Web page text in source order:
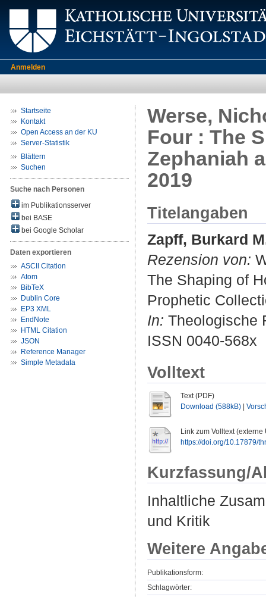
Anmelden
Startseite
Kontakt
Open Access an der KU
Server-Statistik
Blättern
Suchen
Suche nach Personen
im Publikationsserver
bei BASE
bei Google Scholar
Daten exportieren
ASCII Citation
Atom
BibTeX
Dublin Core
EP3 XML
EndNote
HTML Citation
JSON
Reference Manager
Simple Metadata
Werse,
Four : The
Zephaniah
2019
Titelangaben
Zapff, Burkard
Rezension von:
The Shaping of
Prophetic
In: Theologische
ISSN 0040-568x
Volltext
Text (PDF)
Download (588kB)
Link zum Volltext (externe
https://doi.org/10.17879/
Kurzfassung/
Inhaltliche
und Kritik
Weitere
Publikationsform:
Schlagwörter: